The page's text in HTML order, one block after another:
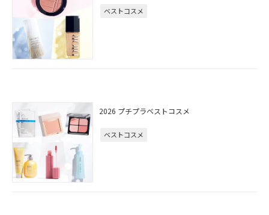
ベストコスメ
2026 プチプラベストコスメ
ベストコスメ